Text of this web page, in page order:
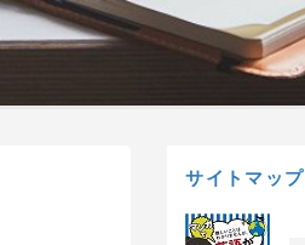
サイトマップ